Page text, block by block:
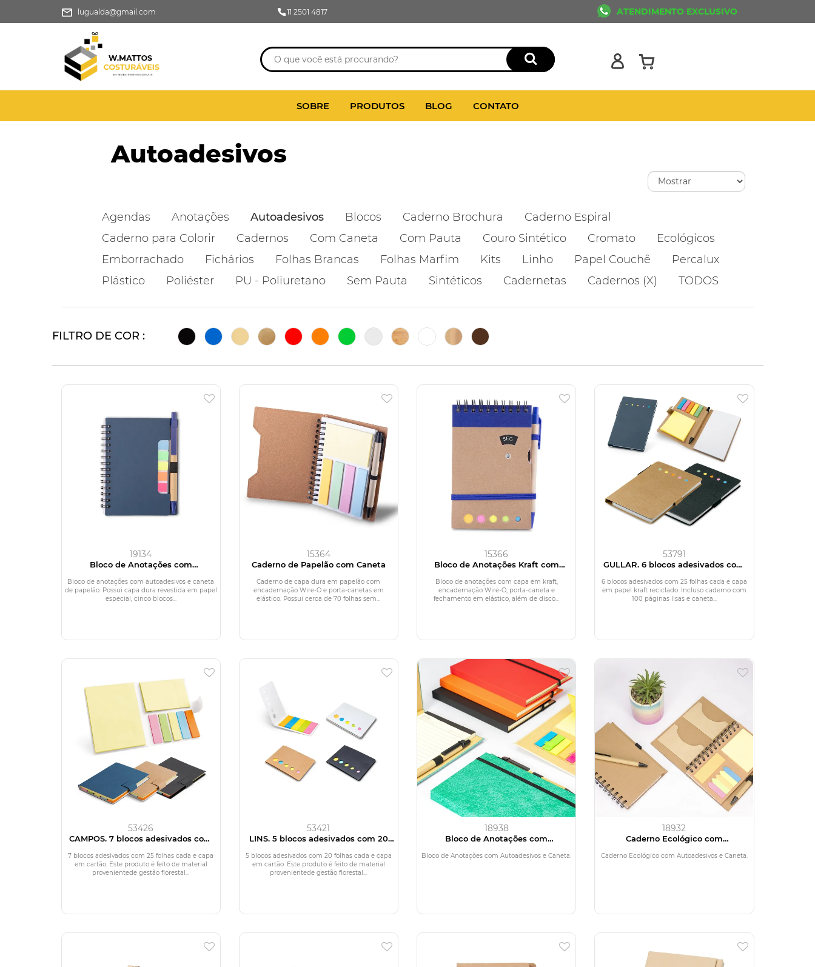
lugualda@gmail.com 11 2501 4817 ATENDIMENTO EXCLUSIVO
SOBRE PRODUTOS BLOG CONTATO
Autoadesivos
Agendas Anotações Autoadesivos Blocos Caderno Brochura
Caderno Espiral
Caderno para Colorir
Cadernos Com Caneta Com Pauta Couro Sintético Cromato
Ecológicos
Emborrachado
Fichários Folhas Brancas Folhas Marfim Kits Linho Papel Couchê
Percalux
Plástico
Poliéster PU - Poliuretano Sem Pauta Sintéticos Cadernetas Cadernos (X) TODOS
FILTRO DE COR :
19134
Bloco de Anotações com
Autoadesivos e Caneta
Bloco de anotações com autoadesivos e caneta
de papelão. Possui capa dura revestida em papel
especial, cinco blocos...
15364
Caderno de Papelão com Caneta
Caderno de capa dura em papelão com
encadernação Wire-O e porta-canetas em
elástico. Possui cerca de 70 folhas sem...
15366
Bloco de Anotações Kraft com
Caneta
Bloco de anotações com capa em kraft,
encadernação Wire-O, porta-caneta e
fechamento em elástico, além de disco...
53791
GULLAR. 6 blocos adesivados com
reciclado
6 blocos adesivados com 25 folhas cada e capa
em papel kraft reciclado. Incluso caderno com
100 páginas lisas e caneta...
53426
CAMPOS. 7 blocos adesivados com
7 blocos adesivados com 25 folhas cada e capa
em cartão. Este produto é feito de material
provenientede gestão florestal...
53421
LINS. 5 blocos adesivados com 20
5 blocos adesivados com 20 folhas cada e capa
em cartão. Este produto é feito de material
provenientede gestão florestal...
18938
Bloco de Anotações com
Autoadesivos e Caneta
Bloco de Anotações com Autoadesivos e Caneta.
18932
Caderno Ecológico com
Caderno Ecológico com Autoadesivos e Caneta.